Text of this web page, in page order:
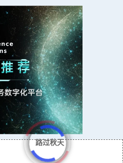
路过秋天